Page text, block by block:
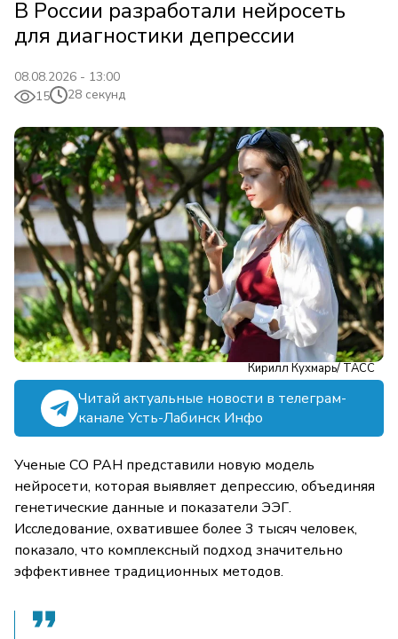
В России разработали нейросеть
для диагностики депрессии
08.08.2026 - 13:00
15
28 секунд
Кирилл Кухмарь/ ТАСС
Читай актуальные новости в телеграм-
канале Усть-Лабинск Инфо
Ученые СО РАН представили новую модель
нейросети, которая выявляет депрессию, объединяя
генетические данные и показатели ЭЭГ.
Исследование, охватившее более 3 тысяч человек,
показало, что комплексный подход значительно
эффективнее традиционных методов.